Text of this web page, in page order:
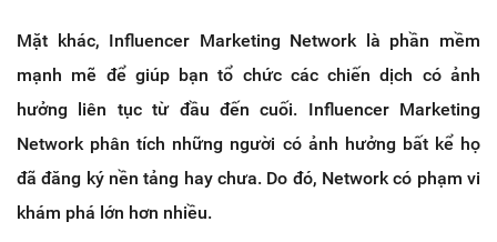
Mặt khác, Influencer Marketing Network là phần mềm
mạnh mẽ để giúp bạn tổ chức các chiến dịch có ảnh
hưởng liên tục từ đầu đến cuối. Influencer Marketing
Network phân tích những người có ảnh hưởng bất kể họ
đã đăng ký nền tảng hay chưa. Do đó, Network có phạm vi
khám phá lớn hơn nhiều.